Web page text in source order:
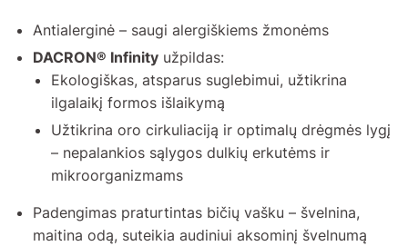
Antialerginė – saugi alergiškiems žmonėms
DACRON® Infinity užpildas:
Ekologiškas, atsparus suglebimui, užtikrina
ilgalaikį formos išlaikymą
Užtikrina oro cirkuliaciją ir optimalų drėgmės lygį
– nepalankios sąlygos dulkių erkutėms ir
mikroorganizmams
Padengimas praturtintas bičių vašku – švelnina,
maitina odą, suteikia audiniui aksominį švelnumą